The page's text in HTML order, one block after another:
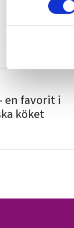
s
len favorit i
köket